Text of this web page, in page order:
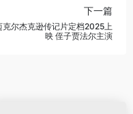
下一篇
克尔杰克逊传记片定档2025上
映 侄子贾法尔主演